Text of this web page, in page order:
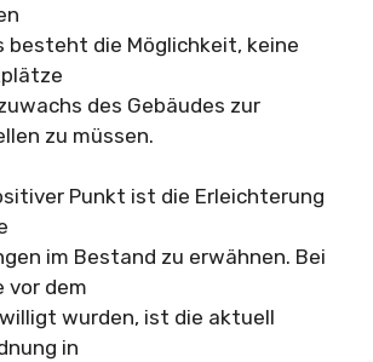
besteht die Möglichkeit, keine
des Gebäudes zur
zu müssen.
Punkt ist die Erleichterung
im Bestand zu erwähnen. Bei
vor dem
wurden, ist die aktuell
in